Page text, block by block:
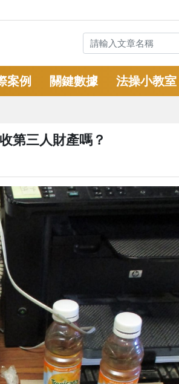
案例 關鍵數據 法操小教室
第三人財產嗎？